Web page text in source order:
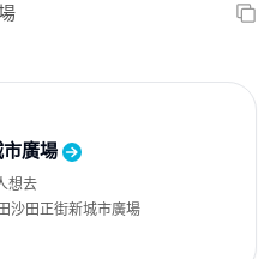
廣場
想去
沙田正街新城市廣場